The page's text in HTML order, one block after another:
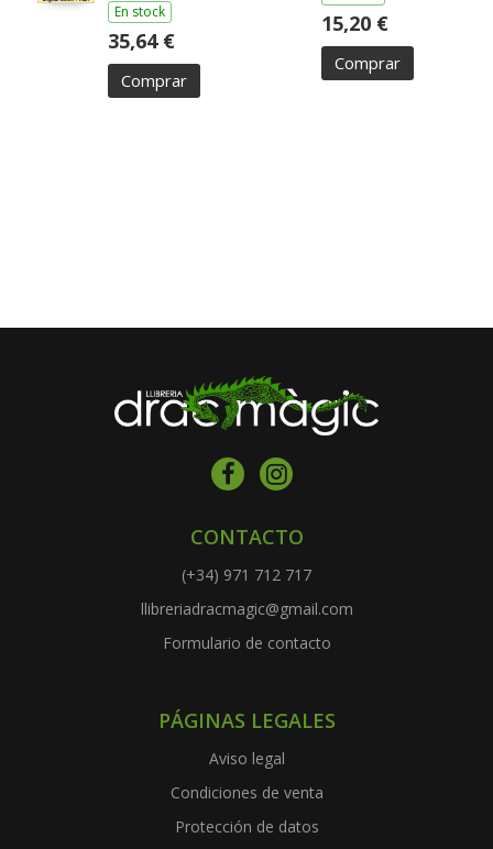
En stock
35,64 €
Comprar
15,20 €
Comprar
CONTACTO
(+34) 971 712 717
llibreriadracmagic@gmail.com
Formulario de contacto
PÁGINAS LEGALES
Aviso legal
Condiciones de venta
Protección de datos